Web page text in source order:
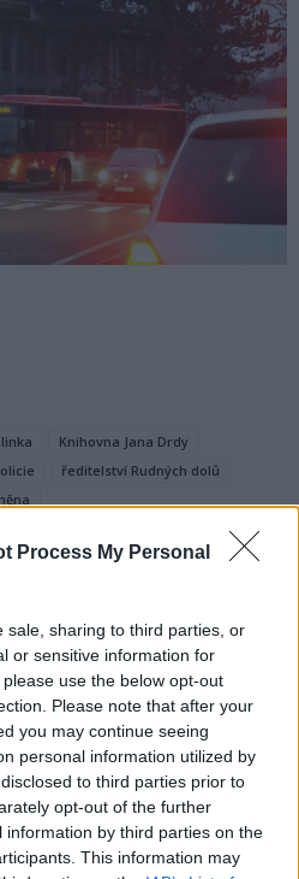
Process My Personal
sale, sharing to third parties, or
or sensitive information for
use the below opt-out
Please note that after your
you may continue seeing
personal information utilized by
to third parties prior to
opt-out of the further
by third parties on the
This information may
Knihovna Jana Drdy
ředitelství Rudných dolů
Následující článek
Rekonstrukce trati Příbram–
Zdice nabírá zpoždění,
dokončení je plánováno na jaro
příštího roku